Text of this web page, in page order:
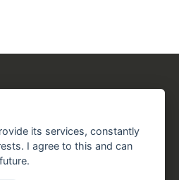
FacebookInstagramYouTubeTikTok
Zustellung durch:
its services, constantly
I agree to this and can